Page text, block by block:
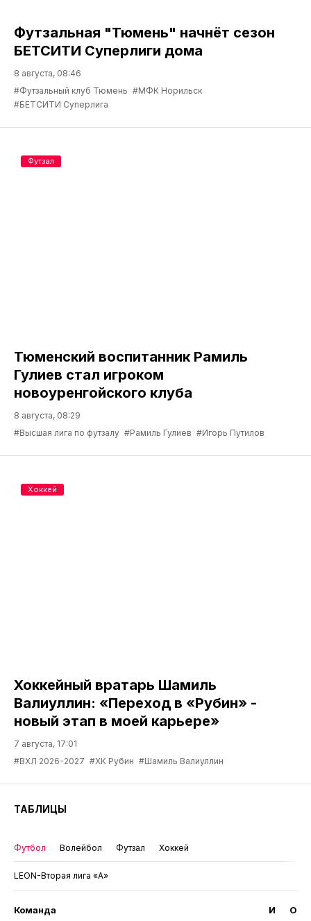
Футзальная "Тюмень" начнёт сезон
БЕТСИТИ Суперлиги дома
8 августа, 08:46
#Футзальный клуб Тюмень #МФК Норильск
#БЕТСИТИ Суперлига
Тюменский воспитанник Рамиль
Гулиев стал игроком
новоуренгойского клуба
8 августа, 08:29
#Высшая лига по футзалу #Рамиль Гулиев #Игорь Путилов
Футзал
Хоккейный вратарь Шамиль
Валиуллин: «Переход в «Рубин» -
новый этап в моей карьере»
7 августа, 17:01
#ВХЛ 2026-2027 #ХК Рубин #Шамиль Валиуллин
Хоккей
ТАБЛИЦЫ
Футбол Волейбол Футзал Хоккей
LEON-Вторая лига «А»
Команда И О